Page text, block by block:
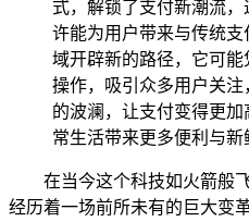
式，解锁了支付新潮流
许能为用户带来与传统
域开辟新的路径，它可
操作，吸引众多用户关
的波澜，让支付变得更
常生活带来更多便利与新
在当今这个科技如火箭般
经历着一场前所未有的巨大变